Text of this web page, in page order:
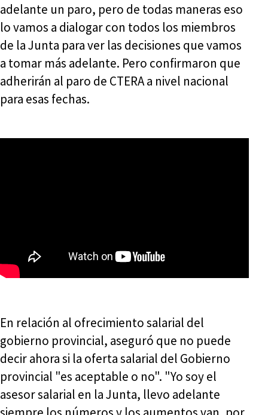
adelante un paro, pero de todas maneras eso
lo vamos a dialogar con todos los miembros
de la Junta para ver las decisiones que vamos
a tomar más adelante. Pero confirmaron que
adherirán al paro de CTERA a nivel nacional
para esas fechas.
En relación al ofrecimiento salarial del
gobierno provincial, aseguró que no puede
decir ahora si la oferta salarial del Gobierno
provincial "es aceptable o no". "Yo soy el
asesor salarial en la Junta, llevo adelante